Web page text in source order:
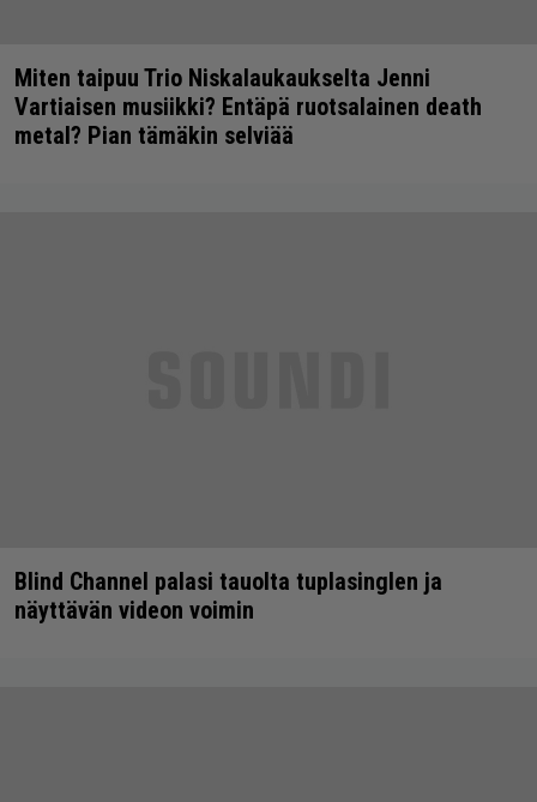
Miten taipuu Trio Niskalaukaukselta Jenni
Vartiaisen musiikki? Entäpä ruotsalainen death
metal? Pian tämäkin selviää
Blind Channel palasi tauolta tuplasinglen ja
näyttävän videon voimin